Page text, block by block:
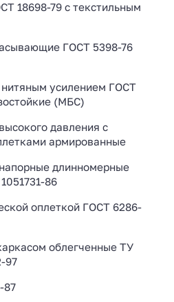
18698-79 с текстильным
ГОСТ 5398-76
усилением ГОСТ
(МБС)
давления с
армированные
длинномерные
86
оплеткой ГОСТ 6286-
облегченные ТУ
97
87